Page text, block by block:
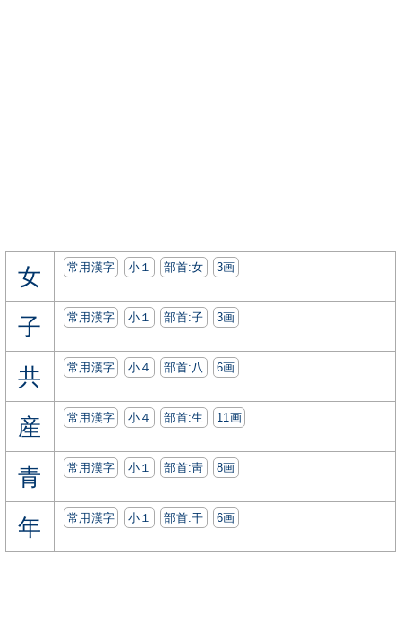
女 常用漢字 小１ 部首:⼥ 3画
子 常用漢字 小１ 部首:⼦ 3画
共 常用漢字 小４ 部首:⼋ 6画
産 常用漢字 小４ 部首:⽣ 11画
青 常用漢字 小１ 部首:⾭ 8画
年 常用漢字 小１ 部首:⼲ 6画